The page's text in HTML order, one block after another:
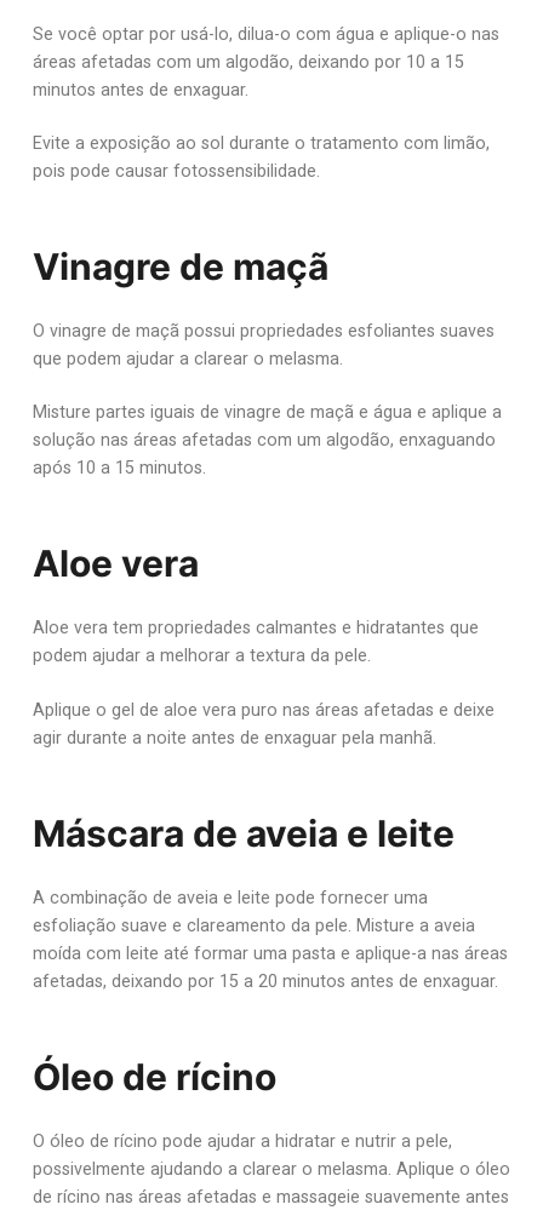
Se você optar por usá-lo, dilua-o com água e aplique-o nas
áreas afetadas com um algodão, deixando por 10 a 15
minutos antes de enxaguar.
Evite a exposição ao sol durante o tratamento com limão,
pois pode causar fotossensibilidade.
Vinagre de maçã
O vinagre de maçã possui propriedades esfoliantes suaves
que podem ajudar a clarear o melasma.
Misture partes iguais de vinagre de maçã e água e aplique a
solução nas áreas afetadas com um algodão, enxaguando
após 10 a 15 minutos.
Aloe vera
Aloe vera tem propriedades calmantes e hidratantes que
podem ajudar a melhorar a textura da pele.
Aplique o gel de aloe vera puro nas áreas afetadas e deixe
agir durante a noite antes de enxaguar pela manhã.
Máscara de aveia e leite
A combinação de aveia e leite pode fornecer uma
esfoliação suave e clareamento da pele. Misture a aveia
moída com leite até formar uma pasta e aplique-a nas áreas
afetadas, deixando por 15 a 20 minutos antes de enxaguar.
Óleo de rícino
O óleo de rícino pode ajudar a hidratar e nutrir a pele,
possivelmente ajudando a clarear o melasma. Aplique o óleo
de rícino nas áreas afetadas e massageie suavemente antes